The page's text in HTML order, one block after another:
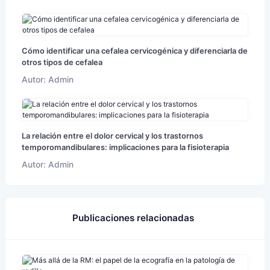
Cómo identificar una cefalea cervicogénica y diferenciarla de
otros tipos de cefalea
Autor: Admin
La relación entre el dolor cervical y los trastornos
temporomandibulares: implicaciones para la fisioterapia
Autor: Admin
Publicaciones relacionadas